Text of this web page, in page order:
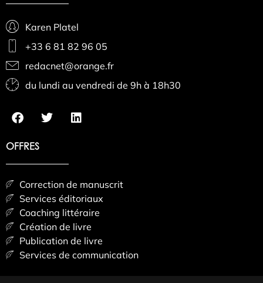
Karen Platel
+33 6 81 82 96 05
redacnet@orange.fr
du lundi au vendredi de 9h à 18h30
OFFRES
Correction de manuscrit
Services éditoriaux
Coaching littéraire
Création de livre
Publication de livre
Services de communication